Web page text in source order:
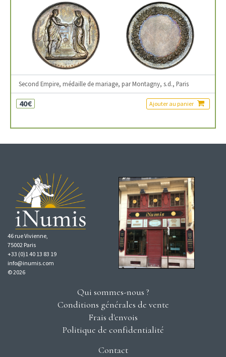
Second Empire, médaille de mariage, par Montagny, s.d., Paris
40€ Ajouter au panier
46 rue Vivienne,
75002 Paris
+33 (0)1 40 13 83 19
info@inumis.com
© 2026
Qui sommes-nous ?
Conditions générales de vente
Frais d'envois
Politique de confidentialité
Contact